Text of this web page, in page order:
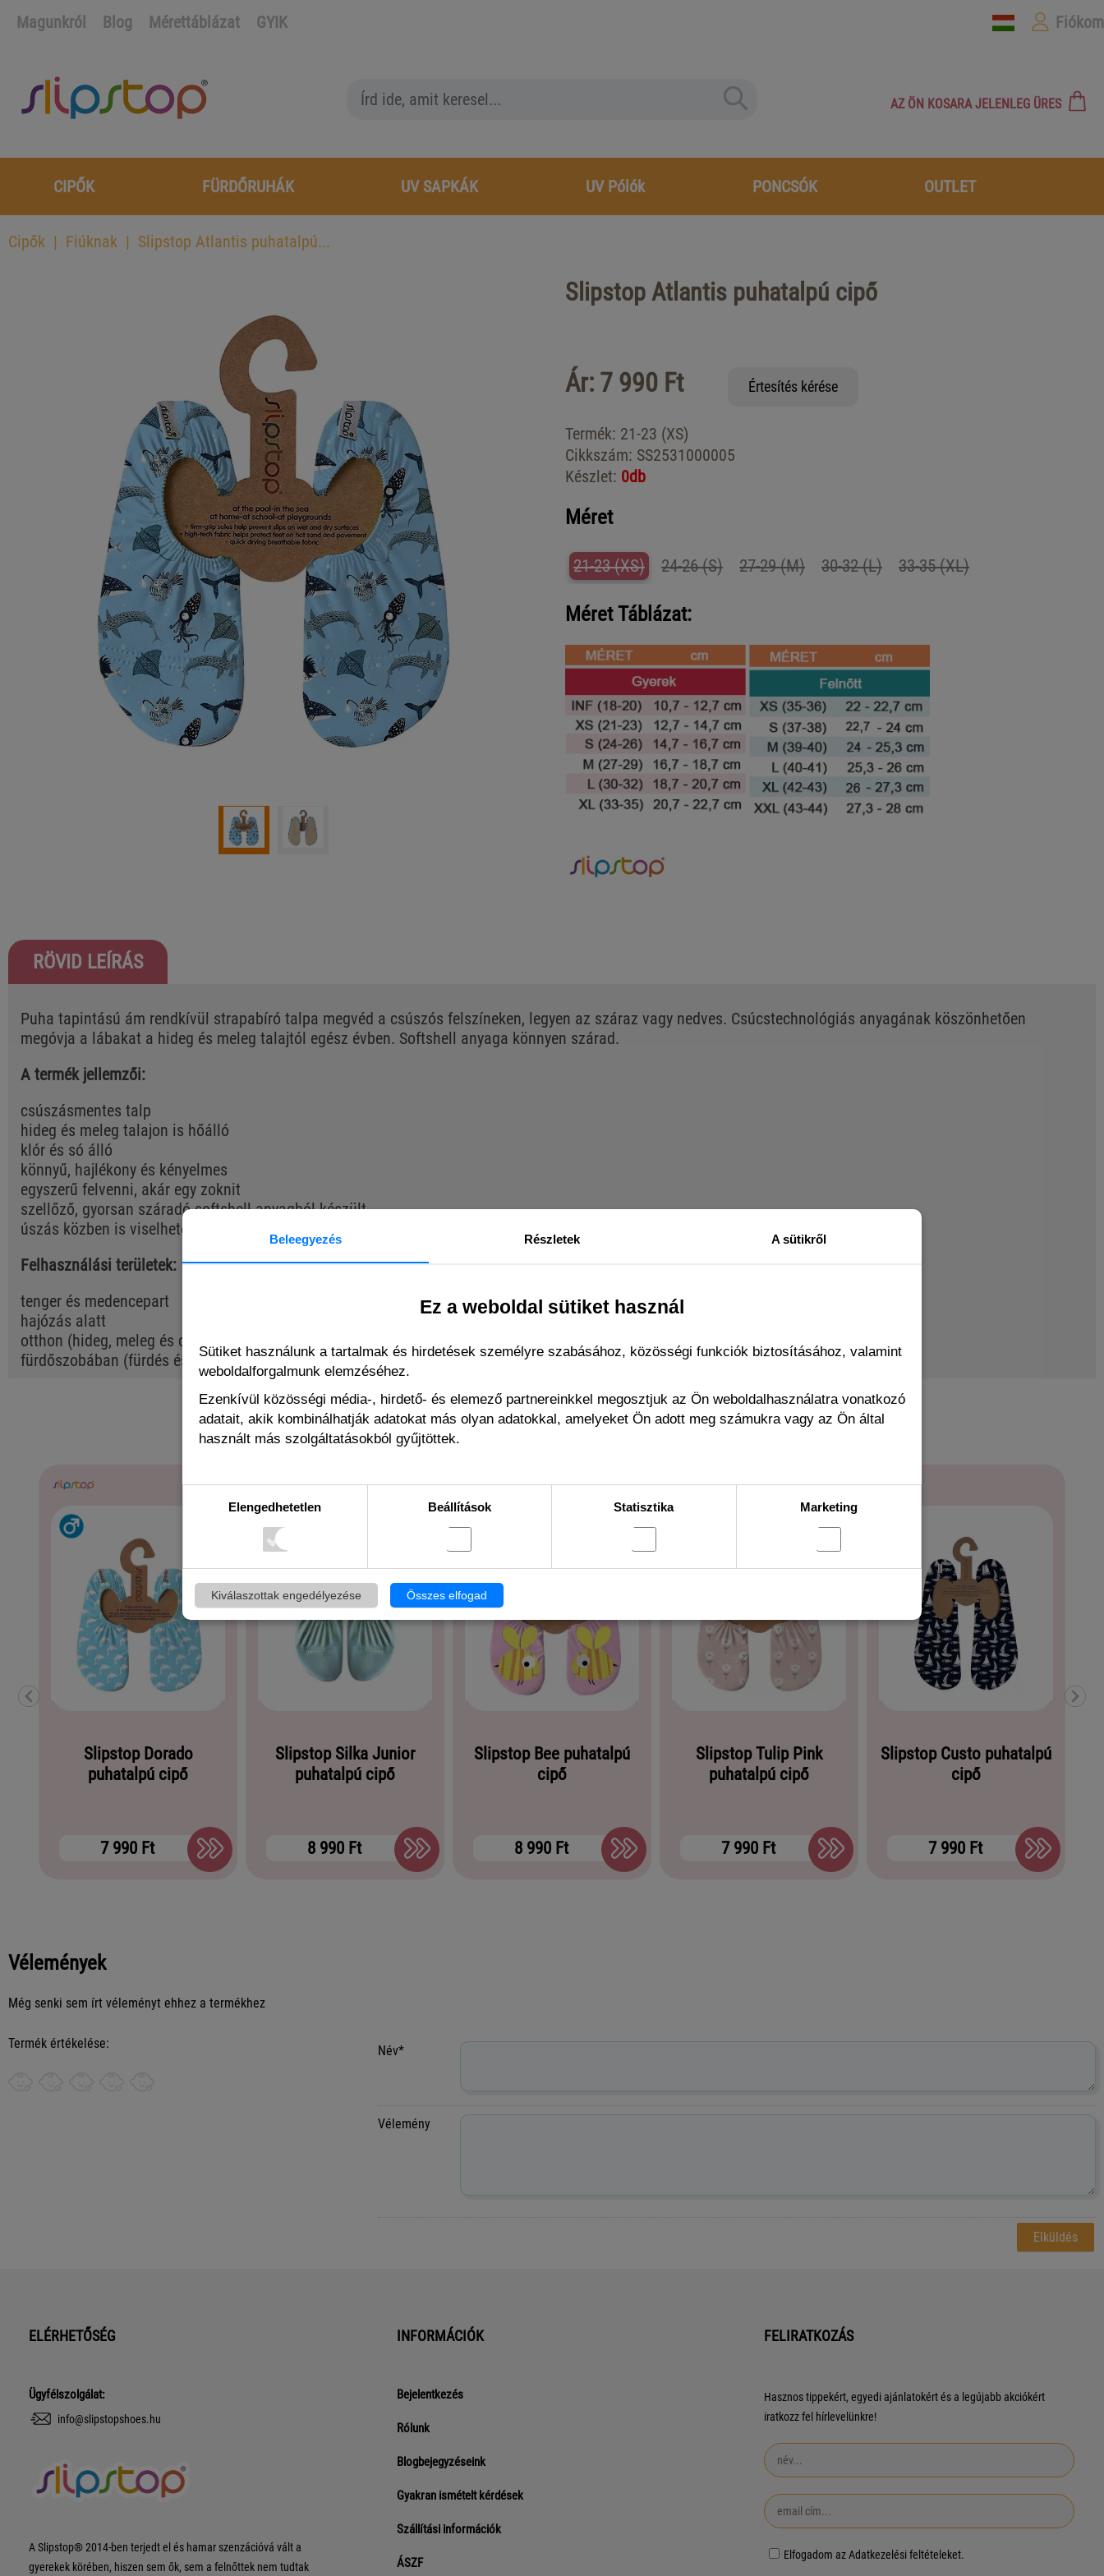
Beleegyezés Részletek A sütikről
Ez a weboldal sütiket használ
Sütiket használunk a tartalmak és hirdetések személyre szabásához, közösségi funkciók biztosításához, valamint
weboldalforgalmunk elemzéséhez.
Ezenkívül közösségi média-, hirdető- és elemező partnereinkkel megosztjuk az Ön weboldalhasználatra vonatkozó
adatait, akik kombinálhatják adatokat más olyan adatokkal, amelyeket Ön adott meg számukra vagy az Ön által
használt más szolgáltatásokból gyűjtöttek.
Elengedhetetlen Beállítások Statisztika Marketing
Kiválaszottak engedélyezése Összes elfogad
Magunkról Blog Mérettáblázat GYIK Fiókom
AZ ÖN KOSARA JELENLEG ÜRES
CIPŐK FÜRDŐRUHÁK UV SAPKÁK UV Pólók PONCSÓK OUTLET
Cipők Fiúknak Slipstop Atlantis puhatalpú...
Slipstop Atlantis puhatalpú cipő
Ár: 7 990 Ft Értesítés kérése
Termék: 21-23 (XS)
Cikkszám: SS2531000005
Készlet: 0db
Méret
21-23 (XS) 24-26 (S) 27-29 (M) 30-32 (L) 33-35 (XL)
Méret Táblázat:
RÖVID LEÍRÁS
Puha tapintású ám rendkívül strapabíró talpa megvéd a csúszós felszíneken, legyen az száraz vagy nedves. Csúcstechnológiás anyagának köszönhetően
megóvja a lábakat a hideg és meleg talajtól egész évben. Softshell anyaga könnyen szárad.
A termék jellemzői:
csúszásmentes talp
hideg és meleg talajon is hőálló
klór és só álló
könnyű, hajlékony és kényelmes
egyszerű felvenni, akár egy zoknit
szellőző, gyorsan száradó softshell anyagból készült
úszás közben is viselhető
Felhasználási területek:
tenger és medencepart
hajózás alatt
otthon (hideg, meleg és csúszós felületeken való járkáláshoz)
fürdőszobában (fürdés és zuhanyozás közben)
EHHEZ HASONLÓ
Slipstop Dorado
puhatalpú cipő
7 990 Ft
Slipstop Silka Junior
puhatalpú cipő
8 990 Ft
Slipstop Bee puhatalpú
cipő
8 990 Ft
Slipstop Tulip Pink
puhatalpú cipő
7 990 Ft
Slipstop Custo puhatalpú
cipő
7 990 Ft
Vélemények
Még senki sem írt véleményt ehhez a termékhez
Termék értékelése:
Név*
Vélemény
ELÉRHETŐSÉG
Ügyfélszolgálat:
info@slipstopshoes.hu
A Slipstop® 2014-ben terjedt el és hamar szenzációvá vált a
gyerekek körében, hiszen sem ők, sem a felnőttek nem tudtak
INFORMÁCIÓK
Bejelentkezés
Rólunk
Blogbejegyzéseink
Gyakran ismételt kérdések
Szállítási információk
ÁSZF
FELIRATKOZÁS
Hasznos tippekért, egyedi ajánlatokért és a legújabb akciókért
iratkozz fel hírlevelünkre!
Elfogadom az Adatkezelési feltételeket.